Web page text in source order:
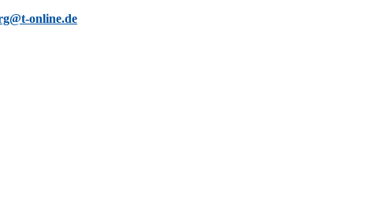
online.de